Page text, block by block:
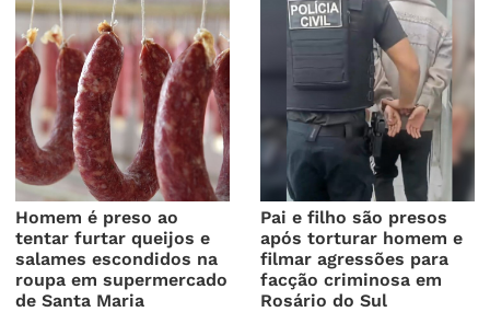
Homem é preso ao
tentar furtar queijos e
salames escondidos na
roupa em supermercado
de Santa Maria
Pai e filho são presos
após torturar homem e
filmar agressões para
facção criminosa em
Rosário do Sul